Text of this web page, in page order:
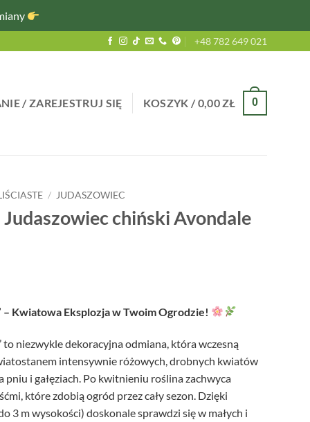
+48 782 649 021
/ ZAREJESTRUJ SIĘ KOSZYK /0,00ZŁ 0
/ JUDASZOWIEC
chiński Avondale
– Kwiatowa Eksplozja w Twoim Ogrodzie!
to niezwykle dekoracyjna odmiana, która wczesną
intensywnie różowych, drobnych kwiatów
i gałęziach. Po kwitnieniu roślina zachwyca
które zdobią ogród przez cały sezon. Dzięki
3 m wysokości) doskonale sprawdzi się w małych i